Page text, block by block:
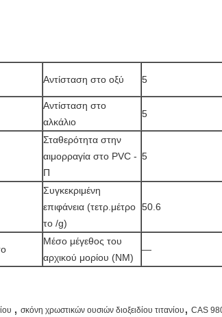
Αντίσταση στο οξύ 5
Αντίσταση στο
αλκάλιο
5
Σταθερότητα στην
αιμορραγία στο PVC -
Π
5
Συγκεκριμένη
επιφάνεια (τετρ.μέτρο
το /g)
50.6
Μέσο μέγεθος του
αρχικού μορίου (NM)
—
, σκόνη χρωστικών ουσιών διοξειδίου τιτανίου , CAS